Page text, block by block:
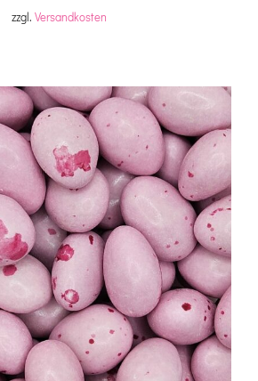
zzgl. Versandkosten